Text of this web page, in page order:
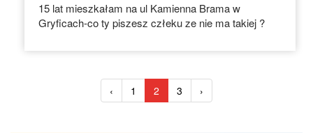
15 lat mieszkałam na ul Kamienna Brama w
Gryficach-co ty piszesz człeku ze nie ma takiej ?
‹ 1 2 3 ›